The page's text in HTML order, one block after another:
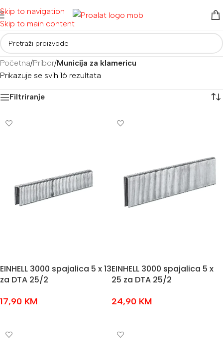
Skip to navigation
Skip to main content
Početna/Pribor/Municija za klamericu
Prikazuje se svih 16 rezultata
Filtriranje
EINHELL 3000 spajalica 5 x 13
za DTA 25/2
17,90 KM
EINHELL 3000 spajalica 5 x
25 za DTA 25/2
24,90 KM